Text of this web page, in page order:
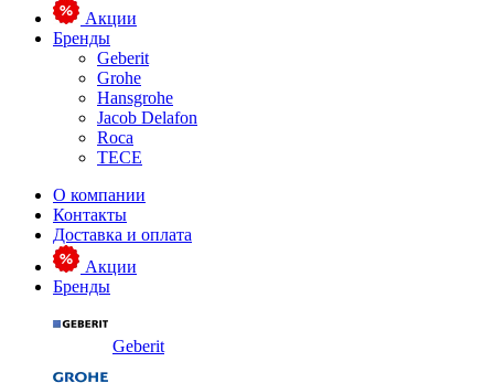
Акции
Бренды
Geberit
Grohe
Hansgrohe
Jacob Delafon
Roca
TECE
О компании
Контакты
Доставка и оплата
Акции
Бренды
Geberit